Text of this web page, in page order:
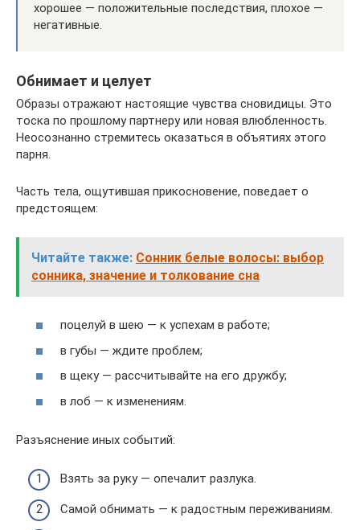
хорошее — положительные последствия, плохое —
негативные.
Обнимает и целует
Образы отражают настоящие чувства сновидицы. Это
тоска по прошлому партнеру или новая влюбленность.
Неосознанно стремитесь оказаться в объятиях этого
парня.
Часть тела, ощутившая прикосновение, поведает о
предстоящем:
Читайте также: Сонник белые волосы: выбор
сонника, значение и толкование сна
поцелуй в шею — к успехам в работе;
в губы — ждите проблем;
в щеку — рассчитывайте на его дружбу;
в лоб — к изменениям.
Разъяснение иных событий:
Взять за руку — опечалит разлука.
Самой обнимать — к радостным переживаниям.